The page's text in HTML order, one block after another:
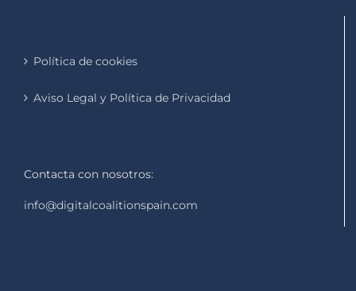
Política de cookies
Aviso Legal y Política de Privacidad
Contacta con nosotros:
info@digitalcoalitionspain.com